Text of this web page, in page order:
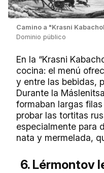
Camino a "Krasni
Dominio público
En la “Krasni
cocina: el menú
y entre las bebidas,
Durante la
formaban largas
probar las tortitas
especialmente para
nata y mermelada,
6. Lérmontov